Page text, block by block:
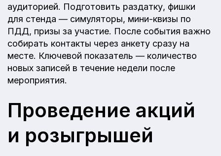
аудиторией. Подготовить раздатку, фишки
для стенда — симуляторы, мини-квизы по
ПДД, призы за участие. После события важно
собирать контакты через анкету сразу на
месте. Ключевой показатель — количество
новых записей в течение недели после
мероприятия.
Проведение акций
и розыгрышей